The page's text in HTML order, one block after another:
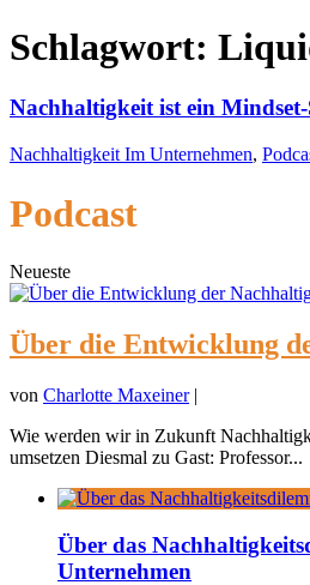
Schlagwort:
Nachhaltigkeit ist ein
Nachhaltigkeit Im Unternehmen,
Podcast
Neueste
Über die Entwicklung
von Charlotte Maxeiner|
Wie werden wir in Zukunft
umsetzen Diesmal zu Gast: Professor...
Über das
Unternehmen